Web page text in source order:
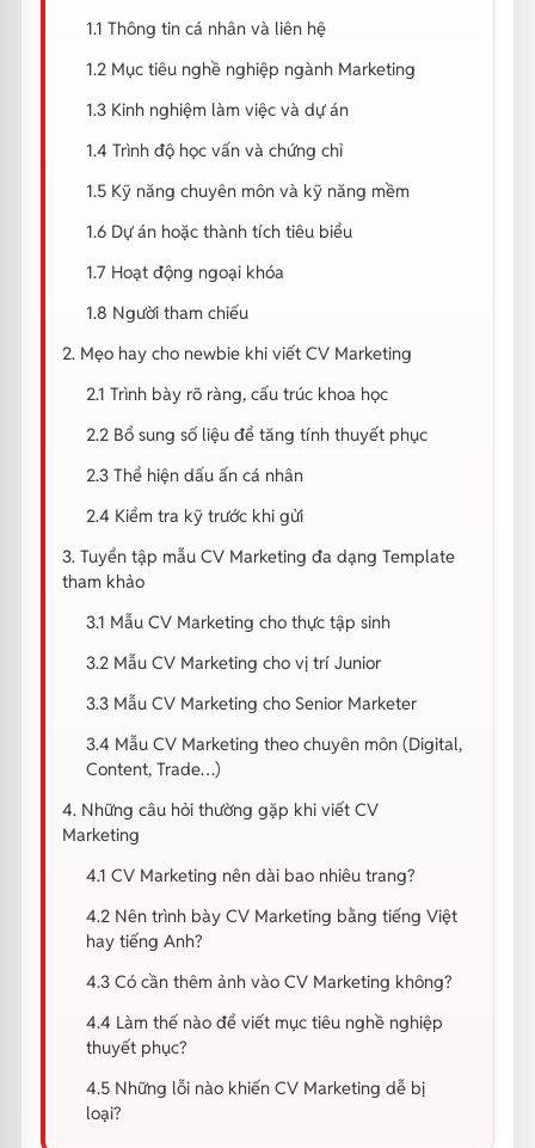
1.1 Thông tin cá nhân và liên hệ
1.2 Mục tiêu nghề nghiệp ngành Marketing
1.3 Kinh nghiệm làm việc và dự án
1.4 Trình độ học vấn và chứng chỉ
1.5 Kỹ năng chuyên môn và kỹ năng mềm
1.6 Dự án hoặc thành tích tiêu biểu
1.7 Hoạt động ngoại khóa
1.8 Người tham chiếu
2. Mẹo hay cho newbie khi viết CV Marketing
2.1 Trình bày rõ ràng, cấu trúc khoa học
2.2 Bổ sung số liệu để tăng tính thuyết phục
2.3 Thể hiện dấu ấn cá nhân
2.4 Kiểm tra kỹ trước khi gửi
3. Tuyển tập mẫu CV Marketing đa dạng Template
tham khảo
3.1 Mẫu CV Marketing cho thực tập sinh
3.2 Mẫu CV Marketing cho vị trí Junior
3.3 Mẫu CV Marketing cho Senior Marketer
3.4 Mẫu CV Marketing theo chuyên môn (Digital,
Content, Trade…)
4. Những câu hỏi thường gặp khi viết CV
Marketing
4.1 CV Marketing nên dài bao nhiêu trang?
4.2 Nên trình bày CV Marketing bằng tiếng Việt
hay tiếng Anh?
4.3 Có cần thêm ảnh vào CV Marketing không?
4.4 Làm thế nào để viết mục tiêu nghề nghiệp
thuyết phục?
4.5 Những lỗi nào khiến CV Marketing dễ bị
loại?